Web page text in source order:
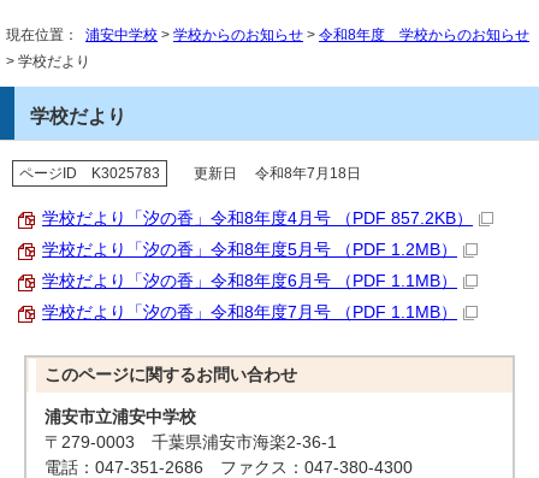
現在位置： 浦安中学校 > 学校からのお知らせ > 令和8年度 学校からのお知らせ
> 学校だより
学校だより
ページID K3025783 更新日 令和8年7月18日
学校だより「汐の香」令和8年度4月号 （PDF 857.2KB）
学校だより「汐の香」令和8年度5月号 （PDF 1.2MB）
学校だより「汐の香」令和8年度6月号 （PDF 1.1MB）
学校だより「汐の香」令和8年度7月号 （PDF 1.1MB）
このページに関するお問い合わせ
浦安市立浦安中学校
〒279-0003 千葉県浦安市海楽2-36-1
電話：047-351-2686 ファクス：047-380-4300